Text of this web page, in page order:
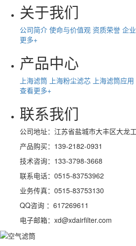
关于我们
公司简介 使命与价值观 资质荣誉 企
更多+
产品中心
上海滤筒 上海粉尘滤芯 上海滤筒应用
查看更多+
联系我们
公司地址：江苏省盐城市大丰区大龙
产品购买：139-2182-0931
技术咨询：133-3798-3668
联系电话：0515-83753962
业务传真：0515-83753130
QQ咨询 ：617269611
电子邮箱：xd@xdairfilter.com